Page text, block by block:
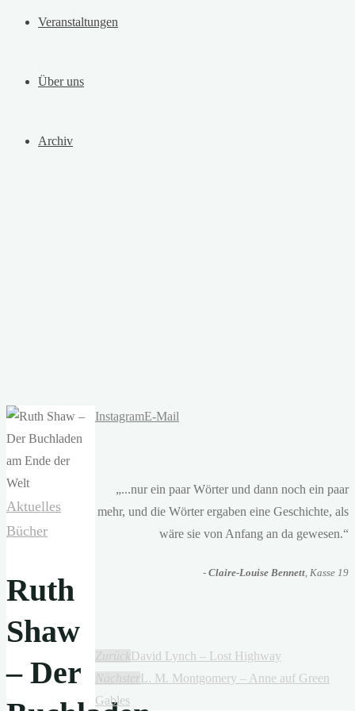
Veranstaltungen
Über uns
Archiv
Aktuelles
Bücher
Ruth
Shaw
– Der
InstagramE-Mail
„...nur ein paar Wörter und dann noch ein paar
mehr, und die Wörter ergaben eine Geschichte, als
wäre sie von Anfang an da gewesen.“
- Claire-Louise Bennett, Kasse 19
ZurückDavid Lynch – Lost Highway
NächsterL. M. Montgomery – Anne auf Green
Gables